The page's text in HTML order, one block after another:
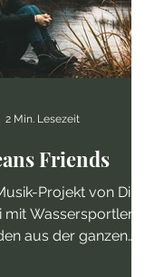
Friends
Projekt von Dirk
mit Wassersportlern
aus der ganzen
2 Min. Lesezeit